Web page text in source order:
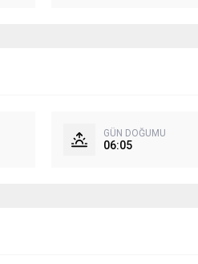
GÜN DOĞUMU
06:05